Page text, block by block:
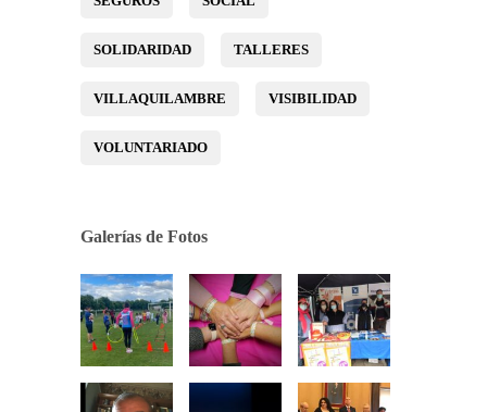
SOLIDARIDAD TALLERES
VILLAQUILAMBRE VISIBILIDAD
VOLUNTARIADO
Galerías de Fotos